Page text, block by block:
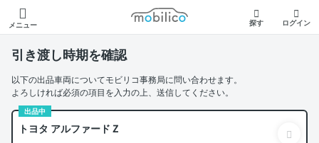
メニュー
モビリコ
探す ログイン
引き渡し時期を確認
以下の出品車両についてモビリコ事務局に問い合わせます。
よろしければ必須の項目を入力の上、送信してください。
出品中
トヨタ アルファード Z